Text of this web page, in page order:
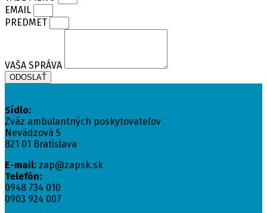
EMAIL
PREDMET
VAŠA SPRÁVA
ODOSLAŤ
Sídlo:
Zväz ambulantných poskytovateľov
Nevädzová 5
821 01 Bratislava
E-mail: zap@zapsk.sk
Telefón:
0948 734 010
0903 924 007